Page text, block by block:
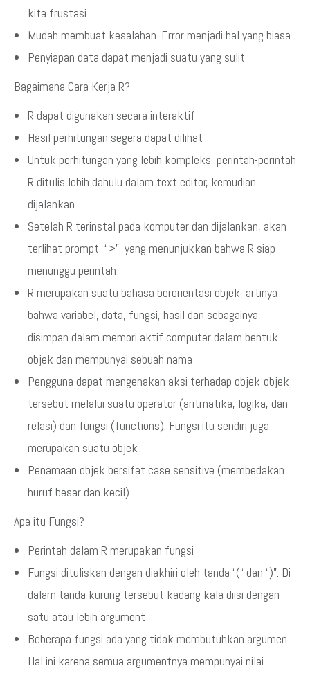
kita frustasi
Mudah membuat kesalahan. Error menjadi hal yang biasa
Penyiapan data dapat menjadi suatu yang sulit
Bagaimana Cara Kerja R?
R dapat digunakan secara interaktif
Hasil perhitungan segera dapat dilihat
Untuk perhitungan yang lebih kompleks, perintah-perintah
R ditulis lebih dahulu dalam text editor, kemudian
dijalankan
Setelah R terinstal pada komputer dan dijalankan, akan
terlihat prompt “>” yang menunjukkan bahwa R siap
menunggu perintah
R merupakan suatu bahasa berorientasi objek, artinya
bahwa variabel, data, fungsi, hasil dan sebagainya,
disimpan dalam memori aktif computer dalam bentuk
objek dan mempunyai sebuah nama
Pengguna dapat mengenakan aksi terhadap objek-objek
tersebut melalui suatu operator (aritmatika, logika, dan
relasi) dan fungsi (functions). Fungsi itu sendiri juga
merupakan suatu objek
Penamaan objek bersifat case sensitive (membedakan
huruf besar dan kecil)
Apa itu Fungsi?
Perintah dalam R merupakan fungsi
Fungsi dituliskan dengan diakhiri oleh tanda “(“ dan “)”. Di
dalam tanda kurung tersebut kadang kala diisi dengan
satu atau lebih argument
Beberapa fungsi ada yang tidak membutuhkan argumen.
Hal ini karena semua argumentnya mempunyai nilai